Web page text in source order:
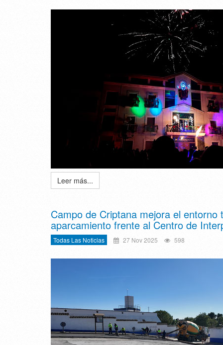
Leer más...
Campo de Criptana mejora el
aparcamiento frente al Centro de
Todas Las Noticias 27 Nov 2025 598